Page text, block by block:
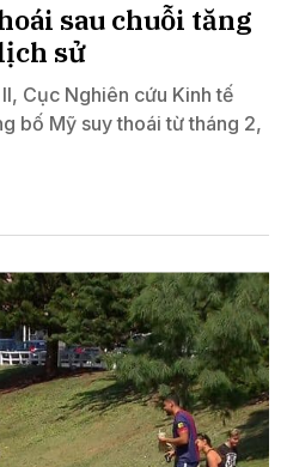
sau chuỗi tăng
sử
Cục Nghiên cứu Kinh tế
bố Mỹ suy thoái từ tháng 2,